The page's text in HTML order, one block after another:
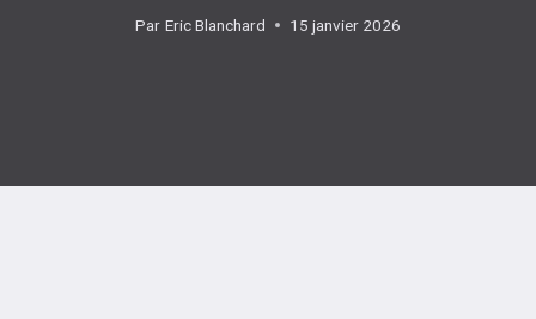
Par Eric Blanchard 15 janvier 2026